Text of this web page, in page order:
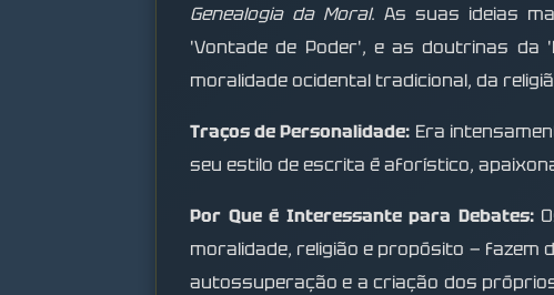
Genealogia da Moral. As suas ideias
'Vontade de Poder', e as doutrinas da
moralidade ocidental tradicional, da
Traços de Personalidade: Era
seu estilo de escrita é aforístico,
Por Que é Interessante para Debates:
moralidade, religião e propósito — fazem
autossuperação e a criação dos